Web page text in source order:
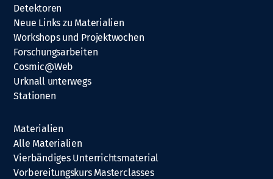
Detektoren
Neue Links zu Materialien
Workshops und Projektwochen
Forschungsarbeiten
Cosmic@Web
Urknall unterwegs
Stationen
Materialien
Alle Materialien
Vierbändiges Unterrichtsmaterial
Vorbereitungskurs Masterclasses